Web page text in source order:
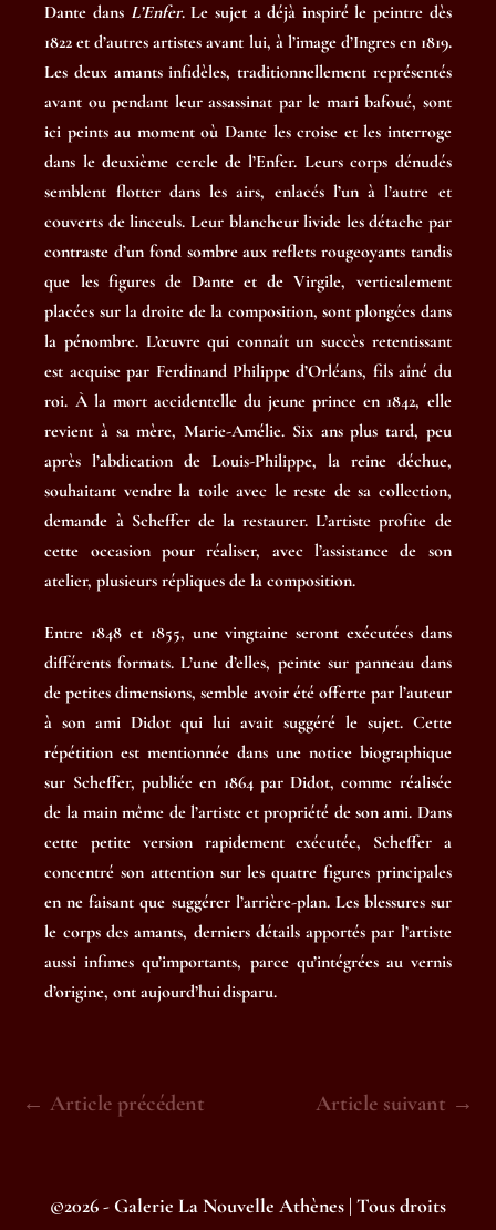
Dante dans L’Enfer. Le sujet a déjà inspiré le peintre dès
1822 et d’autres artistes avant lui, à l’image d’Ingres en 1819.
Les deux amants infidèles, traditionnellement représentés
avant ou pendant leur assassinat par le mari bafoué, sont
ici peints au moment où Dante les croise et les interroge
dans le deuxième cercle de l’Enfer. Leurs corps dénudés
semblent flotter dans les airs, enlacés l’un à l’autre et
couverts de linceuls. Leur blancheur livide les détache par
contraste d’un fond sombre aux reflets rougeoyants tandis
que les figures de Dante et de Virgile, verticalement
placées sur la droite de la composition, sont plongées dans
la pénombre. L’œuvre qui connaît un succès retentissant
est acquise par Ferdinand Philippe d’Orléans, fils aîné du
roi. À la mort accidentelle du jeune prince en 1842, elle
revient à sa mère, Marie-Amélie. Six ans plus tard, peu
après l’abdication de Louis-Philippe, la reine déchue,
souhaitant vendre la toile avec le reste de sa collection,
demande à Scheffer de la restaurer. L’artiste profite de
cette occasion pour réaliser, avec l’assistance de son
atelier, plusieurs répliques de la composition.
Entre 1848 et 1855, une vingtaine seront exécutées dans
différents formats. L’une d’elles, peinte sur panneau dans
de petites dimensions, semble avoir été offerte par l’auteur
à son ami Didot qui lui avait suggéré le sujet. Cette
répétition est mentionnée dans une notice biographique
sur Scheffer, publiée en 1864 par Didot, comme réalisée
de la main même de l’artiste et propriété de son ami. Dans
cette petite version rapidement exécutée, Scheffer a
concentré son attention sur les quatre figures principales
en ne faisant que suggérer l’arrière-plan. Les blessures sur
le corps des amants, derniers détails apportés par l’artiste
aussi infimes qu’importants, parce qu’intégrées au vernis
d’origine, ont aujourd’hui disparu.
Navigation
← Article précédent Article suivant →
©2026 - Galerie La Nouvelle Athènes | Tous droits